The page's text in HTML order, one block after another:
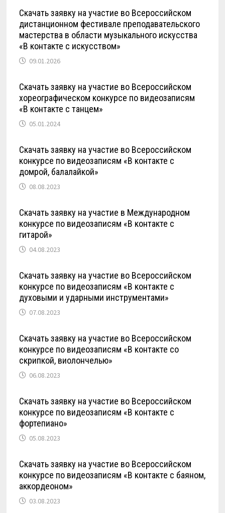
Скачать заявку на участие во Всероссийском
дистанционном фестивале преподавательского
мастерства в области музыкального искусства
«В контакте с искусством»
09.01.2026
Скачать заявку на участие во Всероссийском
хореографическом конкурсе по видеозаписям
«В контакте с танцем»
05.01.2024
Скачать заявку на участие во Всероссийском
конкурсе по видеозаписям «В контакте с
домрой, балалайкой»
08.08.2023
Скачать заявку на участие в Международном
конкурсе по видеозаписям «В контакте с
гитарой»
04.08.2023
Скачать заявку на участие во Всероссийском
конкурсе по видеозаписям «В контакте с
духовыми и ударными инструментами»
07.08.2023
Скачать заявку на участие во Всероссийском
конкурсе по видеозаписям «В контакте со
скрипкой, виолончелью»
06.08.2023
Скачать заявку на участие во Всероссийском
конкурсе по видеозаписям «В контакте с
фортепиано»
05.08.2023
Скачать заявку на участие во Всероссийском
конкурсе по видеозаписям «В контакте с баяном,
аккордеоном»
03.08.2023